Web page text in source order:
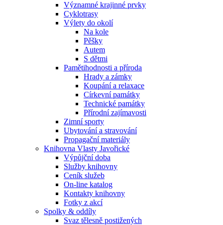
Významné krajinné prvky
Cyklotrasy
Výlety do okolí
Na kole
Pěšky
Autem
S dětmi
Pamětihodnosti a příroda
Hrady a zámky
Koupání a relaxace
Církevní památky
Technické památky
Přírodní zajímavosti
Zimní sporty
Ubytování a stravování
Propagační materiály
Knihovna Vlasty Javořické
Výpůjční doba
Služby knihovny
Ceník služeb
On-line katalog
Kontakty knihovny
Fotky z akcí
Spolky & oddíly
Svaz tělesně postižených